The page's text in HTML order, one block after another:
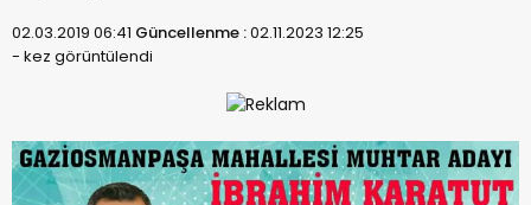
02.03.2019 06:41 Güncellenme :02.11.2023 12:25
- kez görüntülendi